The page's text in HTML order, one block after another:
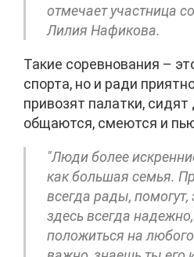
отмечает участница
Лилия Нафикова.
Такие соревнования –
спорта, но и ради
привозят палатки,
общаются, смеются и
"Люди более
как большая семья.
всегда рады, помогут,
здесь всегда
положиться на